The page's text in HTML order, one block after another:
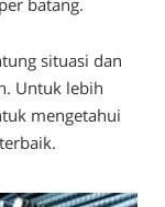
batang.
situasi dan
Untuk lebih
mengetahui